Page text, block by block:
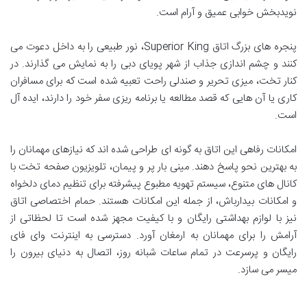
نویدبخش خوابی عمیق و آرام است.
پنجره های بزرگ اتاق Superior King، نور طبیعی را به داخل دعوت می
کنند و چشم اندازی جذاب از شهر پویای دبی را به نمایش می گذارند. در
کنار تخت، میزی تحریر و صندلی راحت تعبیه شده است که برای مسافران
کاری یا آن هایی که قصد مطالعه یا برنامه ریزی سفر خود را دارند، ایده آل
است.
امکانات رفاهی این اتاق به گونه ای طراحی شده اند که نیازهای مهمانان را
به بهترین نحو پاسخ دهند. مینی بار پر و پیمان، تلویزیون صفحه تخت با
کانال های متنوع، سیستم تهویه مطبوع پیشرفته برای تنظیم دمای دلخواه
و امکانات بیدارباش، از جمله این امکانات هستند. حمام اختصاصی اتاق
نیز با لوازم بهداشتی رایگان و با کیفیت مجهز شده است تا لحظاتی از
آرامش را برای مهمانان به ارمغان آورد. دسترسی به اینترنت وای فای
رایگان و پرسرعت در تمام ساعات شبانه روز، اتصال به دنیای بیرون را
میسر می سازد.